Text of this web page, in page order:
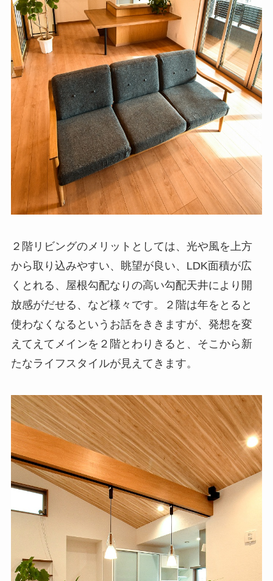
２階リビングのメリットとしては、光や風を上方
から取り込みやすい、眺望が良い、LDK面積が広
くとれる、屋根勾配なりの高い勾配天井により開
放感がだせる、など様々です。２階は年をとると
使わなくなるというお話をききますが、発想を変
えてえてメインを２階とわりきると、そこから新
たなライフスタイルが見えてきます。